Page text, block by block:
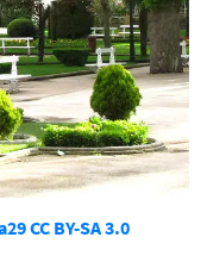
CC BY-SA 3.0